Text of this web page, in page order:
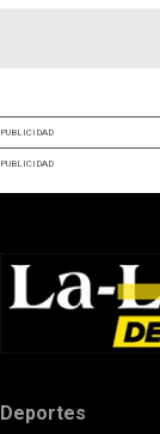
PUBLICIDAD
PUBLICIDAD
Deportes